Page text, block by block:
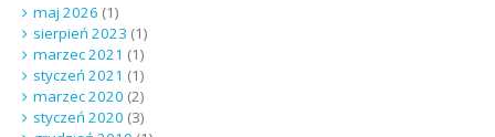
maj 2026 (1)
sierpień 2023 (1)
marzec 2021 (1)
styczeń 2021 (1)
marzec 2020 (2)
styczeń 2020 (3)